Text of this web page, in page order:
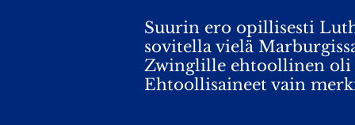
Suurin ero opillisesti
sovitella vielä
Zwinglille ehtoollinen oli
Ehtoollisaineet vain